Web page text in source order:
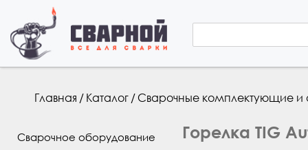
Вы здесь
Главная /Каталог/Сварочные комплектующие и
Сварочное оборудование Горелка TIG